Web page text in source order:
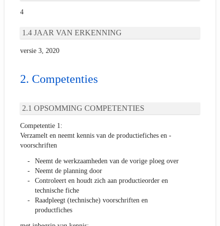
4
JAAR VAN ERKENNING
versie 3, 2020
Competenties
OPSOMMING COMPETENTIES
Competentie 1:
Verzamelt en neemt kennis van de productiefiches en -
voorschriften
Neemt de werkzaamheden van de vorige ploeg over
Neemt de planning door
Controleert en houdt zich aan productieorder en
technische fiche
Raadpleegt (technische) voorschriften en
productfiches